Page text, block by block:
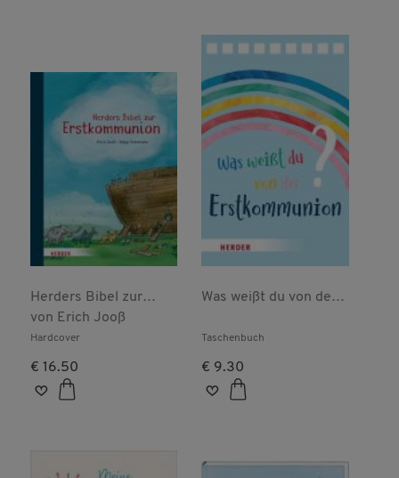
Herders Bibel zur
Erstkommunion
von Erich Jooß
Hardcover
€ 16.50
Was weißt du von der
Quizblock
Taschenbuch
€ 9.30